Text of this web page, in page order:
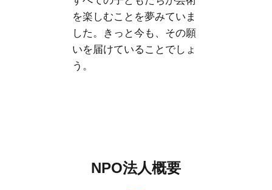
を楽しむことを夢みていま
した。
きっと今も、その願
いを届けていることでしょ
う。
NPO法人概要